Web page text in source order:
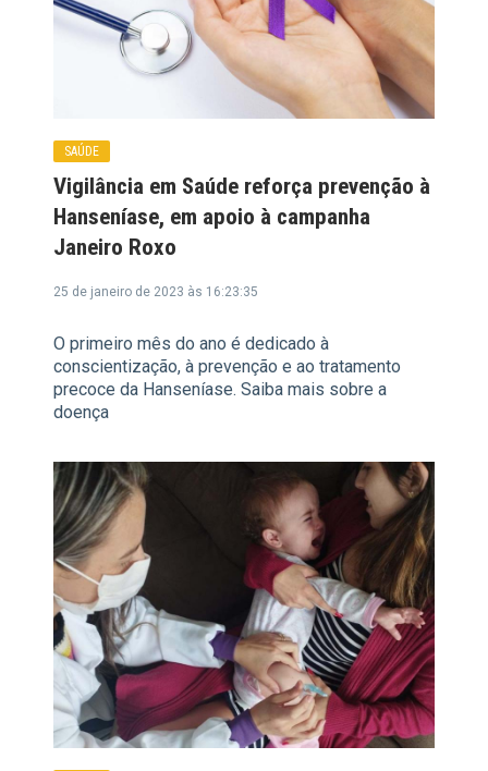
SAÚDE
Vigilância em Saúde reforça prevenção à
Hanseníase, em apoio à campanha
Janeiro Roxo
25 de janeiro de 2023 às 16:23:35
O primeiro mês do ano é dedicado à
conscientização, à prevenção e ao tratamento
precoce da Hanseníase. Saiba mais sobre a
doença